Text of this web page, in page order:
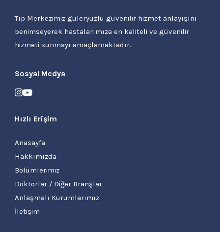
Tıp Merkezimiz güleryüzlü güvenilir hizmet anlayışını
benimseyerek hastalarımıza en kaliteli ve güvenilir
hizmeti sunmayı amaçlamaktadır.
Sosyal Medya
Hızlı Erişim
Anasayfa
Hakkımızda
Bölümlerimiz
Doktorlar / Diğer Branşlar
Anlaşmalı Kurumlarımız
İletişim